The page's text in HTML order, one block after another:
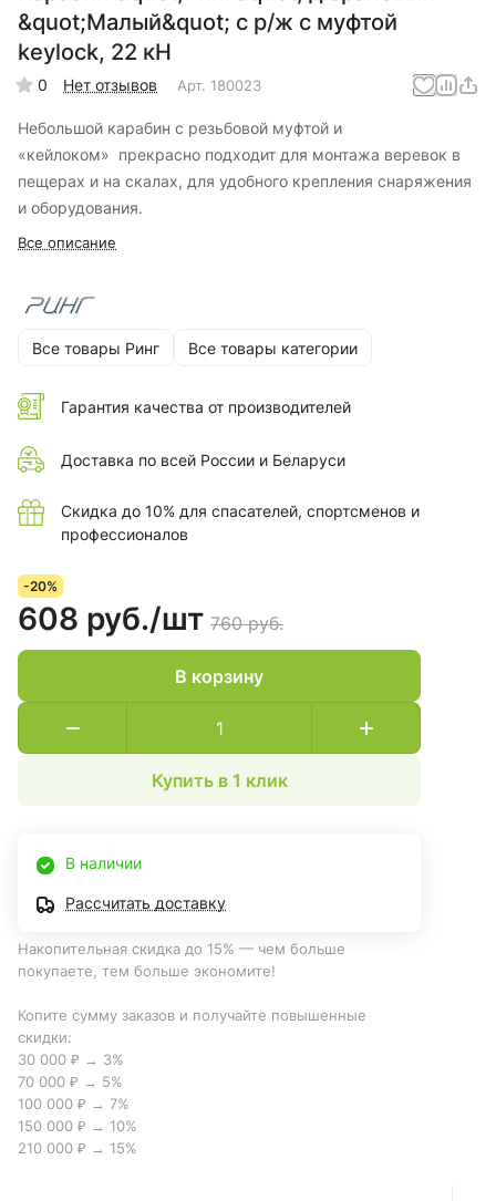
&quot;Малый&quot; с р/ж с муфтой
keylock, 22 кН
0 Нет отзывов Арт. 180023
Небольшой карабин с резьбовой муфтой и
«кейлоком» прекрасно подходит для монтажа веревок в
пещерах и на скалах, для удобного крепления снаряжения
и оборудования.
Все описание
Все товары Ринг Все товары категории
Гарантия качества от производителей
Доставка по всей России и Беларуси
Скидка до 10% для спасателей, спортсменов и
профессионалов
-20%
608 руб./шт 760 руб.
В корзину
Купить в 1 клик
В наличии
Рассчитать доставку
Накопительная скидка до 15% — чем больше
покупаете, тем больше экономите!
Копите сумму заказов и получайте повышенные
скидки:
30 000 ₽ → 3%
70 000 ₽ → 5%
100 000 ₽ → 7%
150 000 ₽ → 10%
210 000 ₽ → 15%